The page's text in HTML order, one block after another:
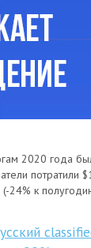
2020 года
потратили
24% к